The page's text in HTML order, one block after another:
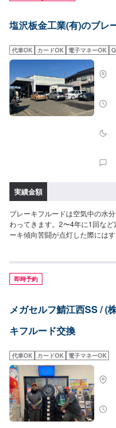
塩沢板金工業(有)のブレ
代車OK カードOK 電子マネーOK
実績金額
ブレーキフルードは空気中の水
わってきます。2〜4年に1回な
ーキ傾向苦闘が点灯した際には
即時予約
メガセルフ鯖江西SS / (
キフルード交換
代車OK カードOK 電子マネーOK